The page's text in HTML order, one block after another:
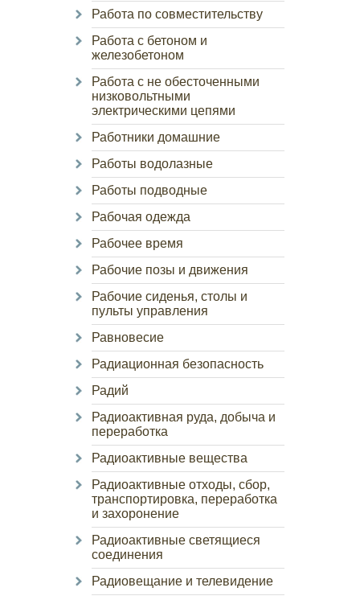
Работа по совместительству
Работа с бетоном и
железобетоном
Работа с не обесточенными
низковольтными
электрическими цепями
Работники домашние
Работы водолазные
Работы подводные
Рабочая одежда
Рабочее время
Рабочие позы и движения
Рабочие сиденья, столы и
пульты управления
Равновесие
Радиационная безопасность
Радий
Радиоактивная руда, добыча и
переработка
Радиоактивные вещества
Радиоактивные отходы, сбор,
транспортировка, переработка
и захоронение
Радиоактивные светящиеся
соединения
Радиовещание и телевидение